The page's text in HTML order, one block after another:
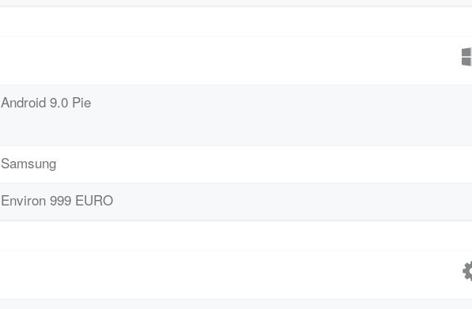
Android 9.0 Pie
Samsung
Environ 999 EURO